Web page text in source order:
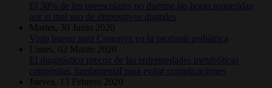
El 30% de los preescolares no duerme las horas requeridas
por el mal uso de dispositivos digitales
Martes, 30 Junio 2020
Visto bueno para Cosentyx en la psoriasis pediátrica
Lunes, 02 Marzo 2020
El diagnóstico precoz de las enfermedades metabólicas
congénitas, fundamental para evitar complicaciones
Jueves, 13 Febrero 2020